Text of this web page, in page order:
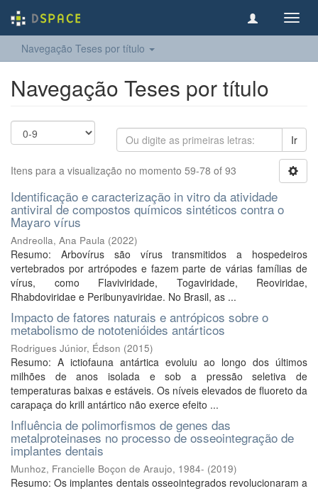
Navegação Teses por título
Navegação Teses por título
Ir
Itens para a visualização no momento 59-78 of 93
Identificação e caracterização in vitro da atividade
antiviral de compostos químicos sintéticos contra o
Mayaro vírus
Andreolla, Ana Paula (2022)
Resumo: Arbovírus são vírus transmitidos a hospedeiros
vertebrados por artrópodes e fazem parte de várias famílias de
vírus, como Flaviviridade, Togaviridade, Reoviridae,
Rhabdoviridae e Peribunyaviridae. No Brasil, as ...
Impacto de fatores naturais e antrópicos sobre o
metabolismo de nototenióides antárticos
Rodrigues Júnior, Édson (2015)
Resumo: A ictiofauna antártica evoluiu ao longo dos últimos
milhões de anos isolada e sob a pressão seletiva de
temperaturas baixas e estáveis. Os níveis elevados de fluoreto da
carapaça do krill antártico não exerce efeito ...
Influência de polimorfismos de genes das
metalproteinases no processo de osseointegração de
implantes dentais
Munhoz, Francielle Boçon de Araujo, 1984- (2019)
Resumo: Os implantes dentais osseointegrados revolucionaram a